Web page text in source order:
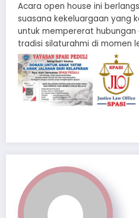
Acara open house ini
suasana kekeluargaan yang
untuk mempererat
tradisi silaturahmi di momen